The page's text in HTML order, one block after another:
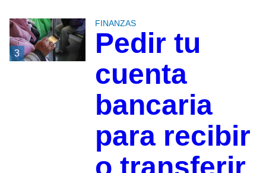
3
FINANZAS
Pedir tu
cuenta
bancaria
para recibir
o transferir